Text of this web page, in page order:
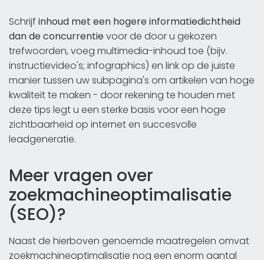
Schrijf inhoud met een hogere informatiedichtheid
dan de concurrentievoor de door u gekozen
trefwoorden, voeg multimedia-inhoud toe (bijv.
instructievideo's; infographics) en link op de juiste
manier tussen uw subpagina's om artikelen van hoge
kwaliteit te maken - door rekening te houden met
deze tips legt u een sterke basis voor een hoge
zichtbaarheid op internet en succesvolle
leadgeneratie.
Meer vragen over
zoekmachineoptimalisatie
(SEO)?
Naast de hierboven genoemde maatregelen omvat
zoekmachineoptimalisatie nog een enorm aantal